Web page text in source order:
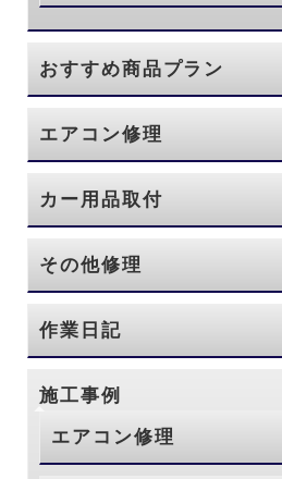
おすすめ商品プラン
エアコン修理
カー用品取付
その他修理
作業日記
施工事例
エアコン修理